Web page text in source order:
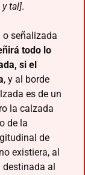
tal].
señalizada
todo lo
si el
, y al borde
es de un
la calzada
de la
de
existiera, al
al